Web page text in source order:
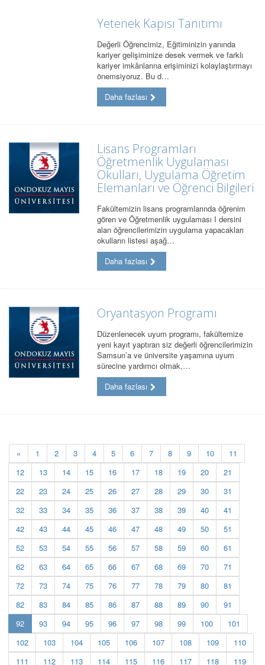
Yetenek Kapısı Tanıtımı
Değerli Öğrencimiz, Eğitiminizin yanında
kariyer gelişiminize desek vermek ve farklı
kariyer imkânlarına erişiminizi kolaylaştırmayı
önemsiyoruz. Bu d…
Daha fazlası
Lisans Programları
Öğretmenlik Uygulaması
Okulları, Uygulama Öğretim
Elemanları ve Öğrenci Bilgileri
Fakültemizin lisans programlarında öğrenim
gören ve Öğretmenlik uygulaması I dersini
alan öğrencilerimizin uygulama yapacakları
okulların listesi aşağ…
Daha fazlası
Oryantasyon Programı
Düzenlenecek uyum programı, fakültemize
yeni kayıt yaptıran siz değerli öğrencilerimizin
Samsun’a ve üniversite yaşamına uyum
sürecine yardımcı olmak,…
Daha fazlası
« 1 2 3 4 5 6 7 8 9 10
11
12
13 14 15 16 17 18 19 20
21
22
23 24 25 26 27 28 29 30
31
32
33 34 35 36 37 38 39 40
41
42
43 44 45 46 47 48 49 50
51
52
53 54 55 56 57 58 59 60
61
62
63 64 65 66 67 68 69 70
71
72
73 74 75 76 77 78 79 80
81
82
83 84 85 86 87 88 89 90
91
92(current)
93 94 95 96 97 98 99 100
101
102
103 104 105 106 107 108 109
110
111
112 113 114 115 116 117 118
119